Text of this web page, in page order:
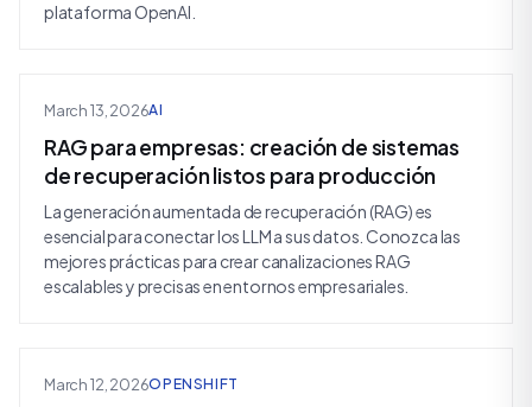
plataforma OpenAI.
March 13, 2026AI
RAG para empresas: creación de sistemas
de recuperación listos para producción
La generación aumentada de recuperación (RAG) es
esencial para conectar los LLM a sus datos. Conozca las
mejores prácticas para crear canalizaciones RAG
escalables y precisas en entornos empresariales.
March 12, 2026OPENSHIFT